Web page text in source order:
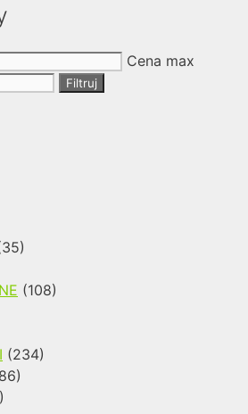
Cena max
Filtruj
(108)
(234)